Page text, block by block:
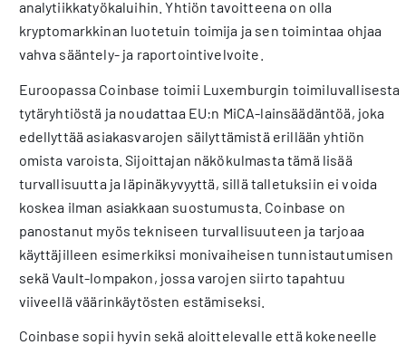
analytiikkatyökaluihin. Yhtiön tavoitteena on olla
kryptomarkkinan luotetuin toimija ja sen toimintaa ohjaa
vahva sääntely- ja raportointivelvoite.
Euroopassa Coinbase toimii Luxemburgin toimiluvallisesta
tytäryhtiöstä ja noudattaa EU:n MiCA-lainsäädäntöä, joka
edellyttää asiakasvarojen säilyttämistä erillään yhtiön
omista varoista. Sijoittajan näkökulmasta tämä lisää
turvallisuutta ja läpinäkyvyyttä, sillä talletuksiin ei voida
koskea ilman asiakkaan suostumusta. Coinbase on
panostanut myös tekniseen turvallisuuteen ja tarjoaa
käyttäjilleen esimerkiksi monivaiheisen tunnistautumisen
sekä Vault-lompakon, jossa varojen siirto tapahtuu
viiveellä väärinkäytösten estämiseksi.
Coinbase sopii hyvin sekä aloittelevalle että kokeneelle